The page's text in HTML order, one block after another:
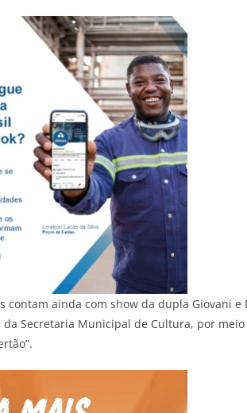
contam ainda com show da dupla Giovani
da Secretaria Municipal de Cultura, por